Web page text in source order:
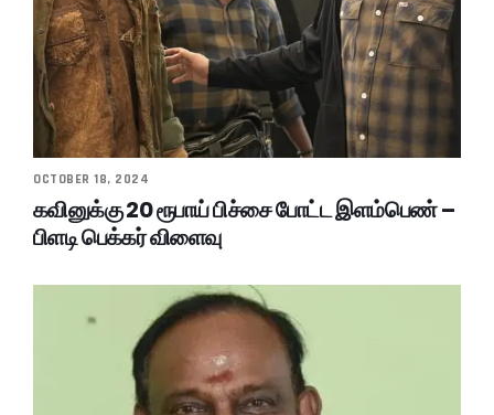
OCTOBER 18, 2024
கவினுக்கு 20 ரூபாய் பிச்சை போட்ட இளம்பெண் –
பிளடி பெக்கர் விளைவு